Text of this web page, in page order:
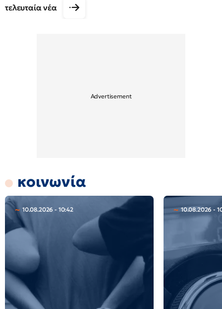
τελευταία νέα
κοινωνία
10.08.2026 - 10:42 10.08.2026 -